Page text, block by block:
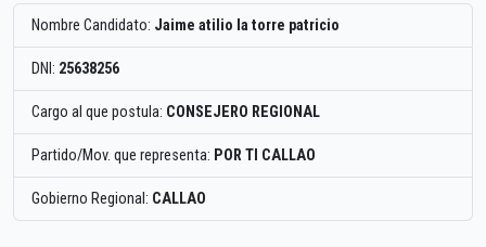
Nombre Candidato: Jaime atilio la torre patricio
DNI: 25638256
Cargo al que postula: CONSEJERO REGIONAL
Partido/Mov. que representa: POR TI CALLAO
Gobierno Regional: CALLAO